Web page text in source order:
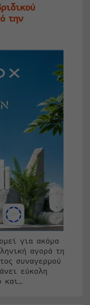
την
για ακόμα
αγορά τη
συναγερμού
εύκολη
και…